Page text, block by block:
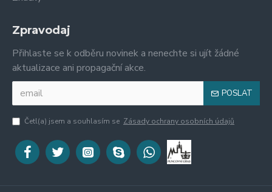
Zpravodaj
Přihlaste se k odběru novinek a nenechte si ujít žádné
aktualizace ani propagační akce.
POSLAT
Četl(a) jsem a souhlasím se Zásady ochrany osobních údajů